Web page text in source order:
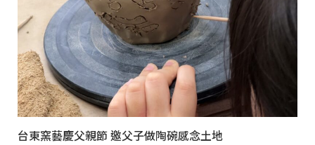
台東窯藝慶父親節 邀父子做陶碗感念土地